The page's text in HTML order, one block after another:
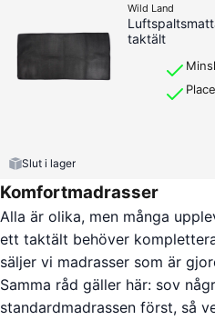
Wild Land
taktält
Slut i lager
Komfortmadrasser
Alla är olika, men många
ett taktält behöver
säljer vi madrasser som är
Samma råd gäller här: sov
standardmadrassen först, så